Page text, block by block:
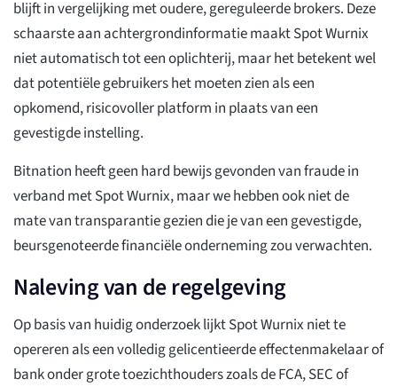
blijft in vergelijking met oudere, gereguleerde brokers. Deze
schaarste aan achtergrondinformatie maakt Spot Wurnix
niet automatisch tot een oplichterij, maar het betekent wel
dat potentiële gebruikers het moeten zien als een
opkomend, risicovoller platform in plaats van een
gevestigde instelling.
Bitnation heeft geen hard bewijs gevonden van fraude in
verband met Spot Wurnix, maar we hebben ook niet de
mate van transparantie gezien die je van een gevestigde,
beursgenoteerde financiële onderneming zou verwachten.
Naleving van de regelgeving
Op basis van huidig onderzoek lijkt Spot Wurnix niet te
opereren als een volledig gelicentieerde effectenmakelaar of
bank onder grote toezichthouders zoals de FCA, SEC of